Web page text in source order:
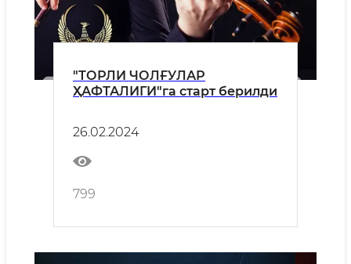
"ТОРЛИ ЧОЛҒУЛАР
ҲАФТАЛИГИ"га старт берилди
26.02.2024
799